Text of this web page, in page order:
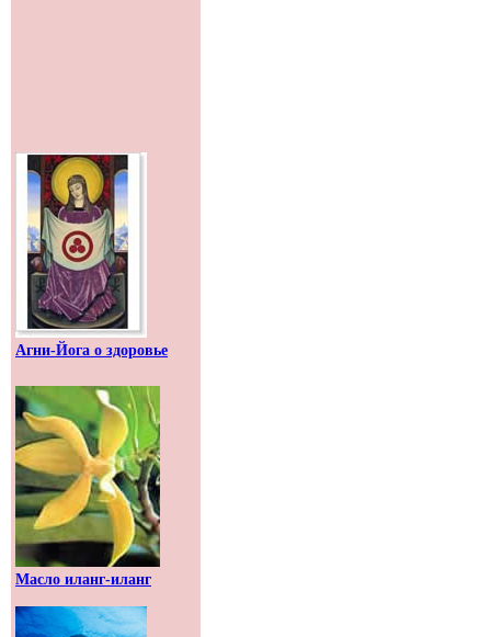
Агни-Йога о здоровье
Масло иланг-иланг